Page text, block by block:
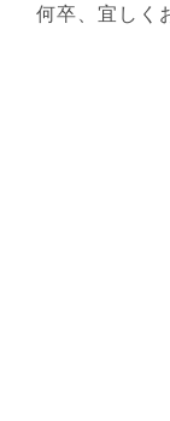
何卒、宜しく